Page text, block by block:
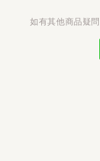
如有其他商品疑